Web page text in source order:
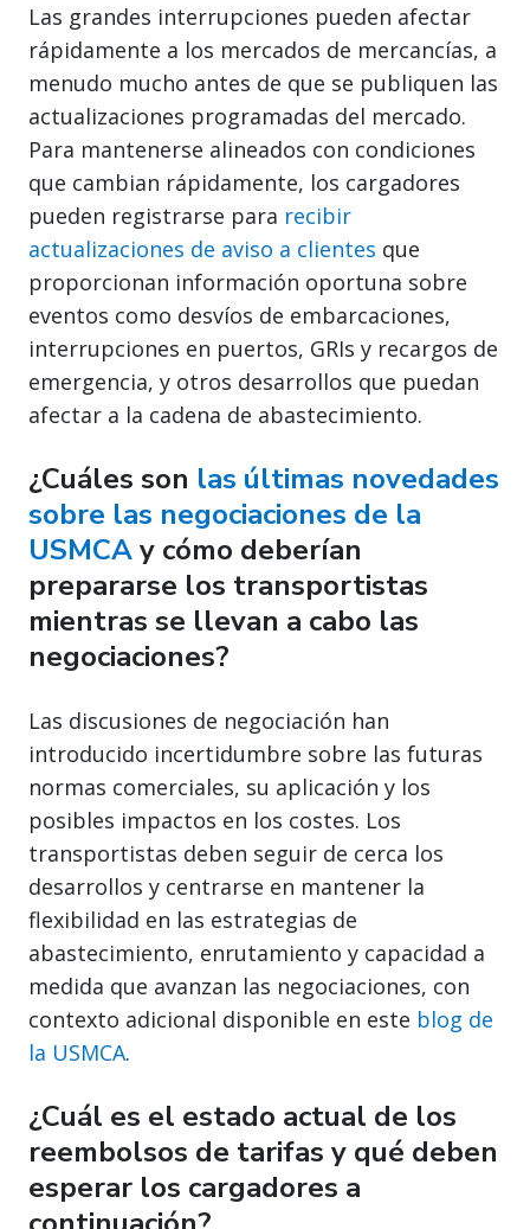
Las grandes interrupciones pueden afectar
rápidamente a los mercados de mercancías, a
menudo mucho antes de que se publiquen las
actualizaciones programadas del mercado.
Para mantenerse alineados con condiciones
que cambian rápidamente, los cargadores
pueden registrarse para recibir
actualizaciones de aviso a clientes que
proporcionan información oportuna sobre
eventos como desvíos de embarcaciones,
interrupciones en puertos, GRIs y recargos de
emergencia, y otros desarrollos que puedan
afectar a la cadena de abastecimiento.
¿Cuáles son las últimas novedades
sobre las negociaciones de la
USMCAy cómo deberían
prepararse los transportistas
mientras se llevan a cabo las
negociaciones?
Las discusiones de negociación han
introducido incertidumbre sobre las futuras
normas comerciales, su aplicación y los
posibles impactos en los costes. Los
transportistas deben seguir de cerca los
desarrollos y centrarse en mantener la
flexibilidad en las estrategias de
abastecimiento, enrutamiento y capacidad a
medida que avanzan las negociaciones, con
contexto adicional disponible en este blog de
la USMCA.
¿Cuál es el estado actual de los
reembolsos de tarifas y qué deben
esperar los cargadores a